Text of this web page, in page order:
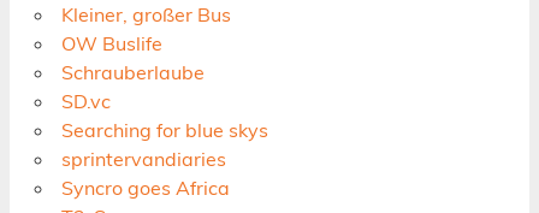
Kleiner, großer Bus
OW Buslife
Schrauberlaube
SD.vc
Searching for blue skys
sprintervandiaries
Syncro goes Africa